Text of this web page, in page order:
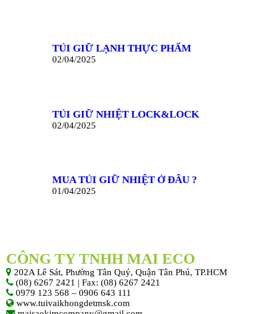
TÚI GIỮ LẠNH THỰC PHẨM
02/04/2025
TÚI GIỮ NHIỆT LOCK&LOCK
02/04/2025
MUA TÚI GIỮ NHIỆT Ở ĐÂU ?
01/04/2025
CÔNG TY TNHH MAI ECO
202A Lê Sát, Phường Tân Quý, Quận Tân Phú, TP.HCM
(08) 6267 2421 | Fax: (08) 6267 2421
0979 123 568 – 0906 643 111
www.tuivaikhongdetmsk.com